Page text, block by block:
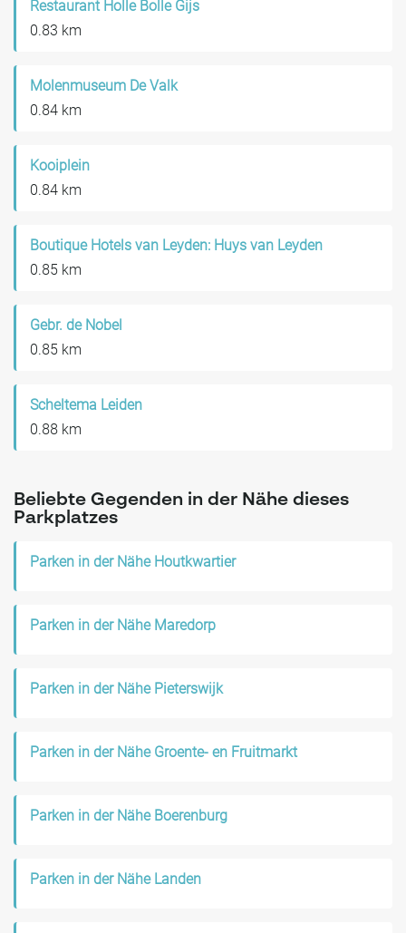
Restaurant Holle Bolle Gijs
0.83 km
Molenmuseum De Valk
0.84 km
Kooiplein
0.84 km
Boutique Hotels van Leyden: Huys van Leyden
0.85 km
Gebr. de Nobel
0.85 km
Scheltema Leiden
0.88 km
Beliebte Gegenden in der Nähe dieses
Parkplatzes
Parken in der Nähe Houtkwartier
Parken in der Nähe Maredorp
Parken in der Nähe Pieterswijk
Parken in der Nähe Groente- en Fruitmarkt
Parken in der Nähe Boerenburg
Parken in der Nähe Landen